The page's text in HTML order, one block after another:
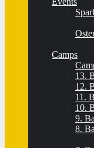
Camps
13.
12.
11.
10.
9.
8.